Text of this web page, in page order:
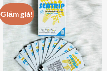
có
nhiều
biến
thể.
Các
tùy
chọn
Giảm giá!